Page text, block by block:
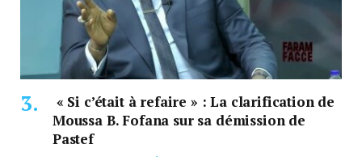
« Si c’était à refaire » : La clarification de
Moussa B. Fofana sur sa démission de
Pastef